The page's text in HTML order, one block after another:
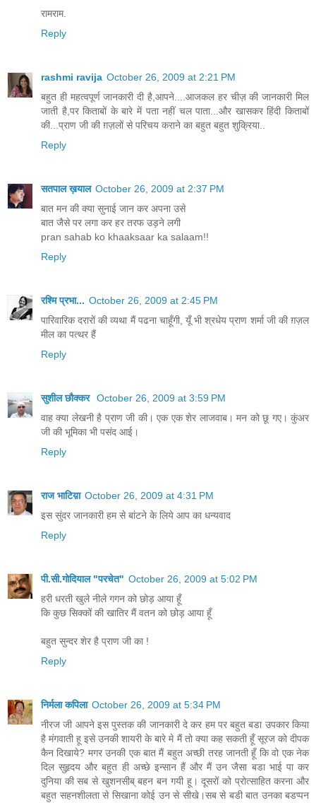
रामराम.
Reply
rashmi ravija October 26, 2009 at 2:21 PM
बहुत ही महत्वपूर्ण जानकारी दी है,आपने....आजकल हर चीज़ की जानकारी मिल
जाती है,पर किताबों के बारे में पता नहीं चल पाता...और खासकर हिंदी किताबों
की...प्राण जी की ग़ज़लों से परिचय कराने का बहुत बहुत शुक्रिया..
Reply
सतपाल ख़याल October 26, 2009 at 2:37 PM
बात मन की क्या सुनाई जान कर अपना उसे
बात जैसे पर लगा कर हर तरफ उड़ने लगी
pran sahab ko khaaksaar ka salaam!!
Reply
रश्मि प्रभा... October 26, 2009 at 2:45 PM
पारिवारिक दरारों की व्यथा मैं पढना चाहूँगी, यूँ भी श्रधेय प्राण शर्मा जी की ग़ज़ल
मील का पत्थर हैं
Reply
सुशील छौक्कर October 26, 2009 at 3:59 PM
वाह क्या लेखनी है प्राण जी की। एक एक शेर लाजवाब। मन को छू गए। कुंअर
जी की भूमिका भी पसंद आई।
Reply
राज भाटिय़ा October 26, 2009 at 4:31 PM
इस सुंदर जानकारी हम से बांटने के लिये आप का धन्यवाद
Reply
पी.सी.गोदियाल "परचेत" October 26, 2009 at 5:02 PM
हरी धरती खुले नीले गगन को छोड़ आया हूँ
कि कुछ सिक्कों की खातिर मैं वतन को छोड़ आया हूँ
बहुत सुन्दर शेर है प्राण जी का !
Reply
निर्मला कपिला October 26, 2009 at 5:34 PM
नीरज जी आपने इस पुस्तक की जानकारी दे कर हम पर बहुत बडा उपकार किया
है मंगवाती हू इसे उनकी शायरी के बारे मे मैं तो क्या कह सकती हूँ सूरज को दीपक
कैन दिखाये? मगर उनकी एक बात मैं बहुत अच्छी तरह जानती हूँ कि वो एक नेक
दिल सुहृदय और बहुत ही अच्छे इन्सान हैं और मैं उन जैसा बडा भाई पा कर
दुनिया की सब से खुशनसीब् बहन बन गयी हू। दूसरों को प्रोत्साहित करना और
बहुत सहनशीलता से सिखाना कोई उन से सीखे।सब से बडी बात उनका बडप्पन